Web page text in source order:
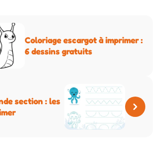
Coloriage escargot à imprimer :
6 dessins gratuits
section : les